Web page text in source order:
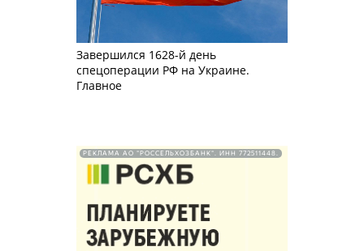
Завершился 1628-й день
спецоперации РФ на Украине.
Главное
РЕКЛАМА АО "РОССЕЛЬХОЗБАНК". ИНН 772511448.